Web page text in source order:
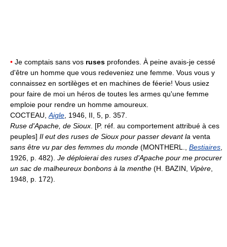
• Je comptais sans vos ruses profondes. À peine avais-je cessé
d'être un homme que vous redeveniez une femme. Vous vous y
connaissez en sortilèges et en machines de féerie! Vous usiez
pour faire de moi un héros de toutes les armes qu'une femme
emploie pour rendre un homme amoureux.
COCTEAU,Aigle, 1946, II, 5, p. 357.
Ruse d'Apache, de Sioux. [P. réf. au comportement attribué à ces
peuples] Il eut des ruses de Sioux pour passer devant la venta
sans être vu par des femmes du monde (MONTHERL., Bestiaires,
1926, p. 482). Je déploierai des ruses d'Apache pour me procurer
un sac de malheureux bonbons à la menthe (H. BAZIN, Vipère,
1948, p. 172).